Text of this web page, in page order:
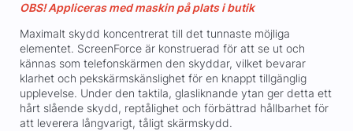
OBS! Appliceras med maskin på plats i butik
Maximalt skydd koncentrerat till det tunnaste möjliga
elementet. ScreenForce är konstruerad för att se ut och
kännas som telefonskärmen den skyddar, vilket bevarar
klarhet och pekskärmskänslighet för en knappt tillgänglig
upplevelse. Under den taktila, glasliknande ytan ger detta ett
hårt slående skydd, reptålighet och förbättrad hållbarhet för
att leverera långvarigt, tåligt skärmskydd.